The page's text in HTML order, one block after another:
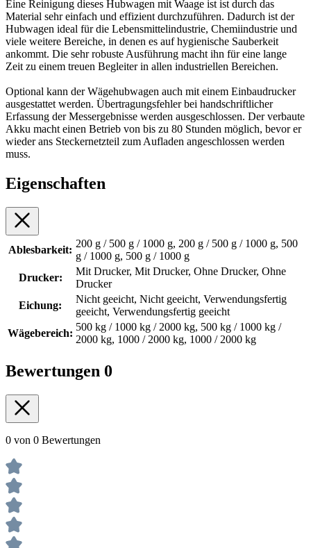
Eine Reinigung dieses Hubwagen mit Waage ist ist durch das
Material sehr einfach und effizient durchzuführen. Dadurch ist der
Hubwagen ideal für die Lebensmittelindustrie, Chemiindustrie und
viele weitere Bereiche, in denen es auf hygienische Sauberkeit
ankommt. Die sehr robuste Ausführung macht ihn für eine lange
Zeit zu einem treuen Begleiter in allen industriellen Bereichen.
Optional kann der Wägehubwagen auch mit einem Einbaudrucker
ausgestattet werden. Übertragungsfehler bei handschriftlicher
Erfassung der Messergebnisse werden ausgeschlossen. Der verbaute
Akku macht einen Betrieb von bis zu 80 Stunden möglich, bevor er
wieder ans Steckernetzteil zum Aufladen angeschlossen werden
muss.
Eigenschaften
Ablesbarkeit:
200 g / 500 g / 1000 g, 200 g / 500 g / 1000 g, 500
g / 1000 g, 500 g / 1000 g
Drucker:
Mit Drucker, Mit Drucker, Ohne Drucker, Ohne
Drucker
Eichung:
Nicht geeicht, Nicht geeicht, Verwendungsfertig
geeicht, Verwendungsfertig geeicht
Wägebereich:
500 kg / 1000 kg / 2000 kg, 500 kg / 1000 kg /
2000 kg, 1000 / 2000 kg, 1000 / 2000 kg
Bewertungen 0
0 von 0 Bewertungen